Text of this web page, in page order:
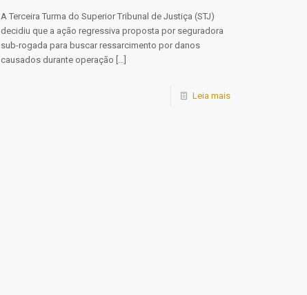
​A Terceira Turma do Superior Tribunal de Justiça (STJ)
decidiu que a ação regressiva proposta por seguradora
sub-rogada para buscar ressarcimento por danos
causados durante operação […]
Leia mais